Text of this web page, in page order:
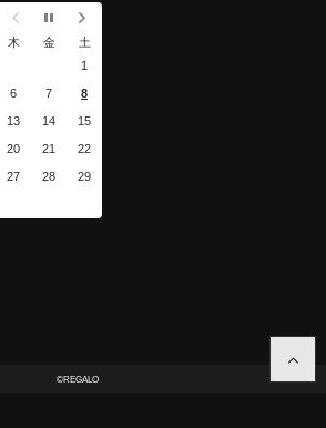
木 金
土
1
6 7 8
13 14 15
20 21 22
27 28 29
©REGALO